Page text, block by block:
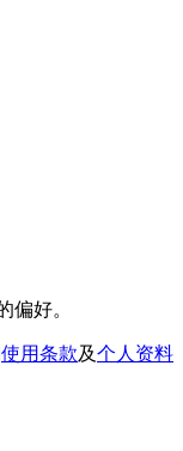
偏好。
使用条款及个人资料